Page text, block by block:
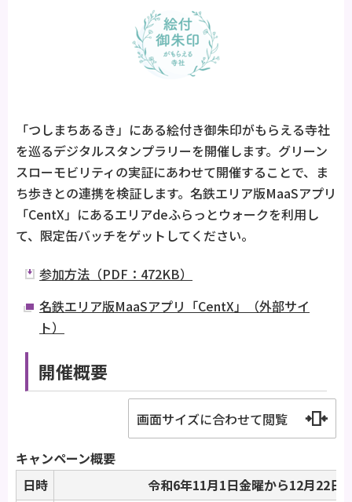
「つしまちあるき」にある絵付き御朱印がもらえる寺社
を巡るデジタルスタンプラリーを開催します。グリーン
スローモビリティの実証にあわせて開催することで、ま
ち歩きとの連携を検証します。名鉄エリア版MaaSアプリ
「CentX」にあるエリアdeふらっとウォークを利用し
て、限定缶バッチをゲットしてください。
参加方法（PDF：472KB）
名鉄エリア版MaaSアプリ「CentX」（外部サイ
ト）
開催概要
画面サイズに合わせて閲覧
キャンペーン概要
日時
令和6年11月1日金曜から12月22日